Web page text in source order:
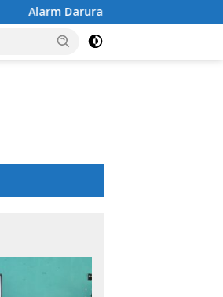
Mutu Pendidikan Pemalang: Ketika